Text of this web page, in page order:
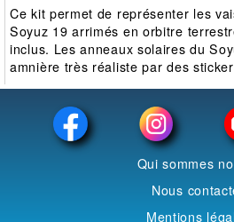
Ce kit permet de représenter les
Soyuz 19 arrimés en orbitre
inclus. Les anneaux solaires du
amnière très réaliste par des
Qui sommes
Nous
Mentions